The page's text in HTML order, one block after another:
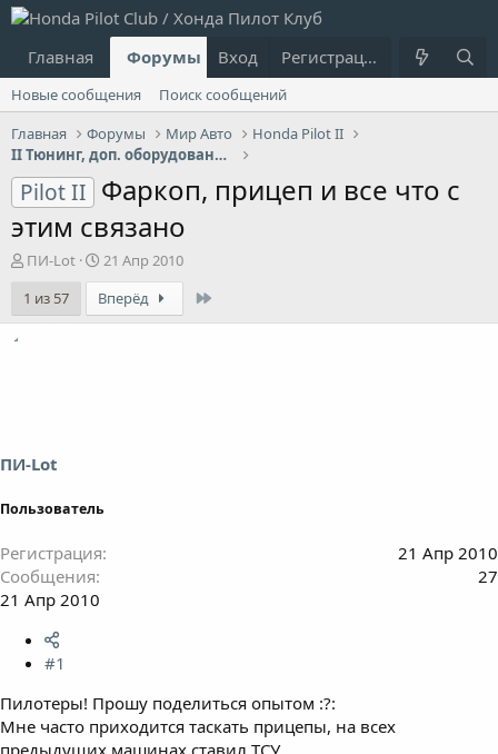
Главная Форумы Что нового?
Вход Регистрация
Новые сообщения
Поиск сообщений
Главная
Форумы Мир Авто
Honda Pilot II
II Тюнинг, доп. оборудование фирменное: механика
Pilot II Фаркоп, прицеп и все что с
этим связано
А
т
о
ПИ-Lot
Д
а
т
а
21 Апр 2010
1 из 57
Вперёд
ПИ-Lot
Пользователь
Регистрация
21 Апр 2010
Сообщения
27
21 Апр 2010
#1
Пилотеры! Прошу поделиться опытом :?:
Мне часто приходится таскать прицепы, на всех
предыдущих машинах ставил ТСУ.